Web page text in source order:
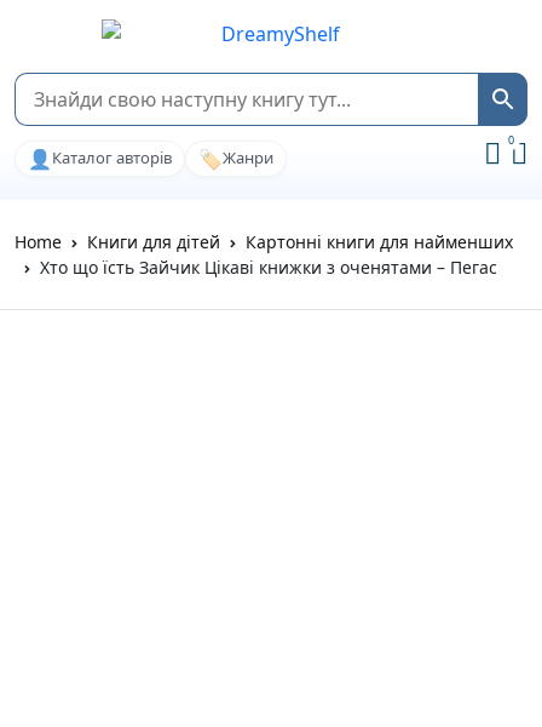
👤 Каталог авторів 🏷️Жанри
0
Home Книги для дітей
Картонні книги для найменших
Хто що їсть Зайчик Цікаві книжки з оченятами – Пегас